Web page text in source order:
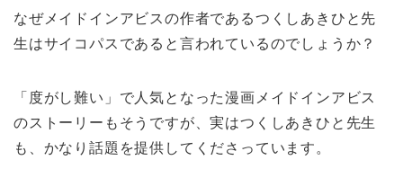
なぜメイドインアビスの作者であるつくしあきひと先
生はサイコパスであると言われているのでしょうか？
「度がし難い」で人気となった漫画メイドインアビス
のストーリーもそうですが、実はつくしあきひと先生
も、かなり話題を提供してくださっています。